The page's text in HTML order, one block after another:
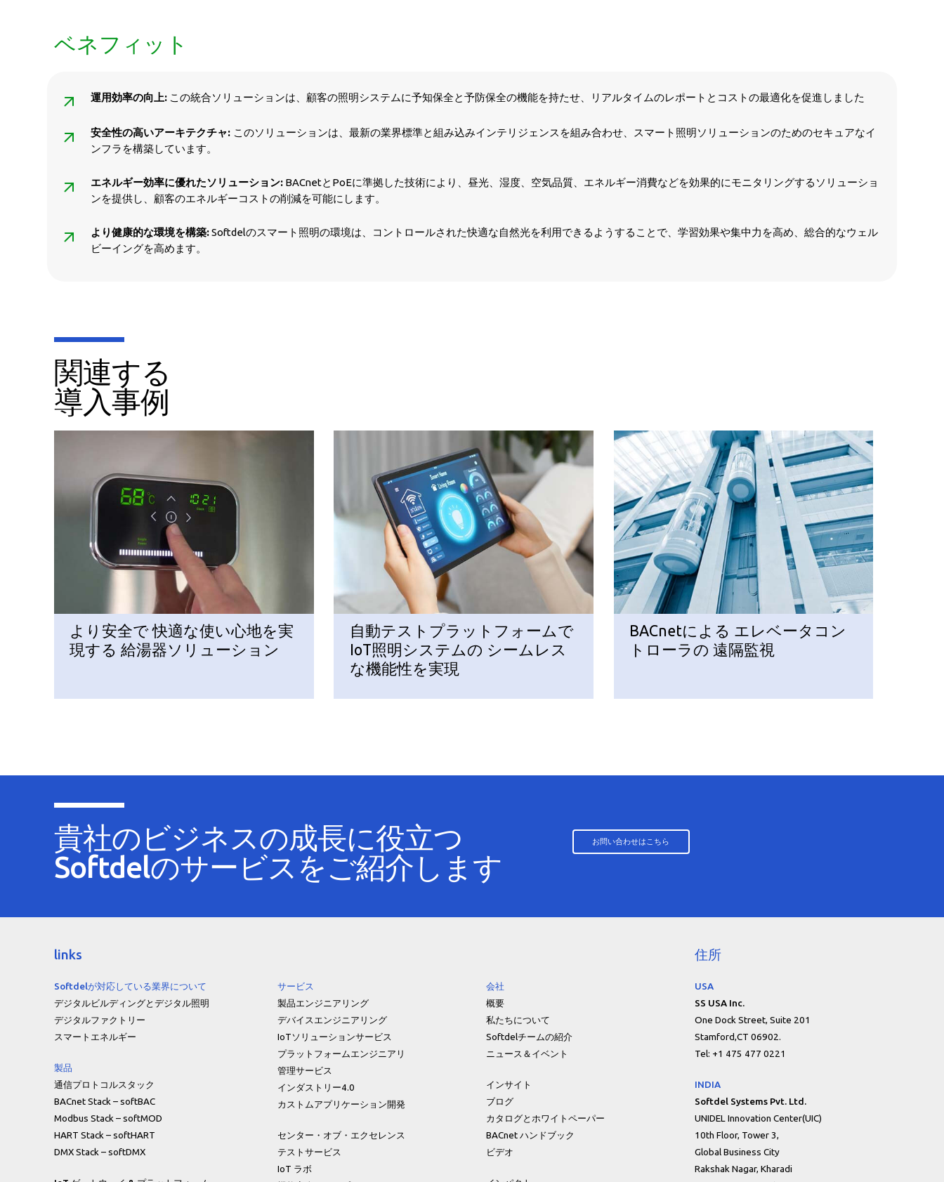
ベネフィット
運用効率の向上:この統合ソリューションは、顧客の照明システムに予知保全と予防保全の機能を持たせ、リアルタイムのレポートとコストの最適化を促進しました
安全性の高いアーキテクチャ: このソリューションは、最新の業界標準と組み込みインテリジェンスを組み合わせ、スマート照明ソリューションのためのセキュアなイ
ンフラを構築しています。
エネルギー効率に優れたソリューション:BACnetとPoEに準拠した技術により、昼光、湿度、空気品質、エネルギー消費などを効果的にモニタリングするソリューショ
ンを提供し、顧客のエネルギーコストの削減を可能にします。
より健康的な環境を構築:Softdelのスマート照明の環境は、コントロールされた快適な自然光を利用できるようすることで、学習効果や集中力を高め、総合的なウェル
ビーイングを高めます。
関連する
導入事例
より安全で 快適な使い心地を実
現する 給湯器ソリューション
自動テストプラットフォームで
IoT照明システムの シームレス
な機能性を実現
BACnetによる エレベータコン
トローラの 遠隔監視
貴社のビジネスの成長に役立つ
Softdelのサービスをご紹介します
お問い合わせはこちら
links
Softdelが対応している業界について
デジタルビルディングとデジタル照明
デジタルファクトリー
スマートエネルギー
製品
通信プロトコルスタック
BACnet Stack – softBAC
Modbus Stack – softMOD
HART Stack – softHART
DMX Stack – softDMX
サービス
製品エンジニアリング
デバイスエンジニアリング
IoTソリューションサービス
プラットフォームエンジニアリ
管理サービス
インダストリー4.0
カストムアプリケーション開発
センター・オブ・エクセレンス
テストサービス
IoT ラボ
会社
概要
私たちについて
Softdelチームの紹介
ニュース＆イベント
インサイト
ブログ
カタログとホワイトペーパー
BACnet ハンドブック
ビデオ
住所
USA
SS USA Inc.
One Dock Street, Suite 201
Stamford,CT 06902.
Tel: +1 475 477 0221
INDIA
Softdel Systems Pvt. Ltd.
UNIDEL Innovation Center(UIC)
10th Floor, Tower 3,
Global Business City
Rakshak Nagar, Kharadi